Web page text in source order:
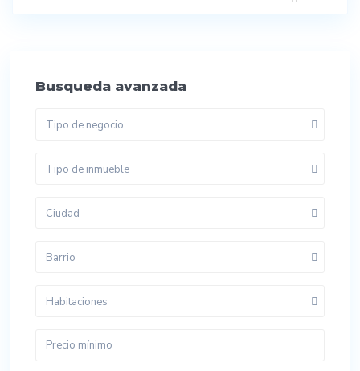
Busqueda avanzada
Tipo de negocio
Tipo de inmueble
Ciudad
Barrio
Habitaciones